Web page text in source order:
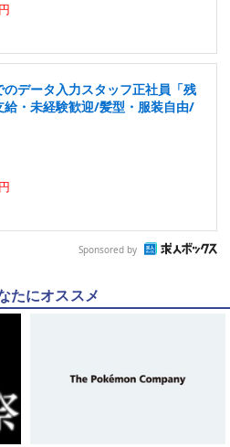
のデータ入力スタッフ正社員「残
・未経験歓迎/髪型・服装自由/
Sponsored by
たにオススメ